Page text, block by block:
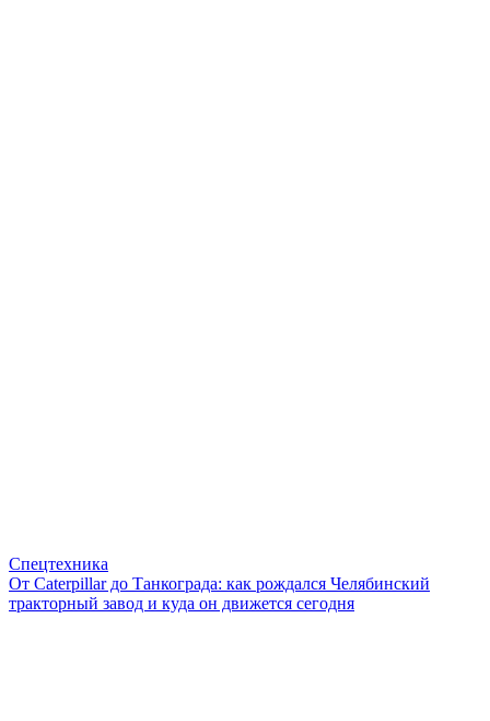
Спецтехника
От Caterpillar до Танкограда: как рождался Челябинский
тракторный завод и куда он движется сегодня